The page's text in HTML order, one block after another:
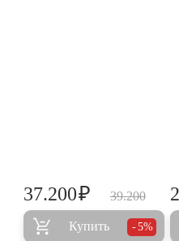
39.200
37.200₽
Купить 5%